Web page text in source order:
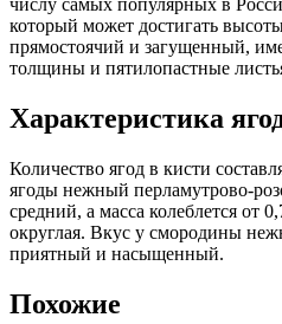
числу самых популярных в
который может достигать
прямостоячий и загущенный,
толщины и пятилопастные
Характеристика
Количество ягод в кисти
ягоды нежный перламутрово-
средний, а масса колеблется от
округлая. Вкус у смородины
приятный и насыщенный.
Похожие